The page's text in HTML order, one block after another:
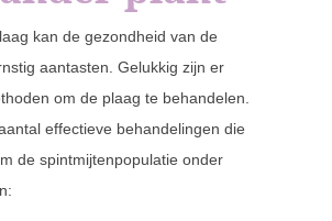
kan de gezondheid van de
aantasten. Gelukkig zijn er
om de plaag te behandelen.
effectieve behandelingen die
de spintmijtenpopulatie onder